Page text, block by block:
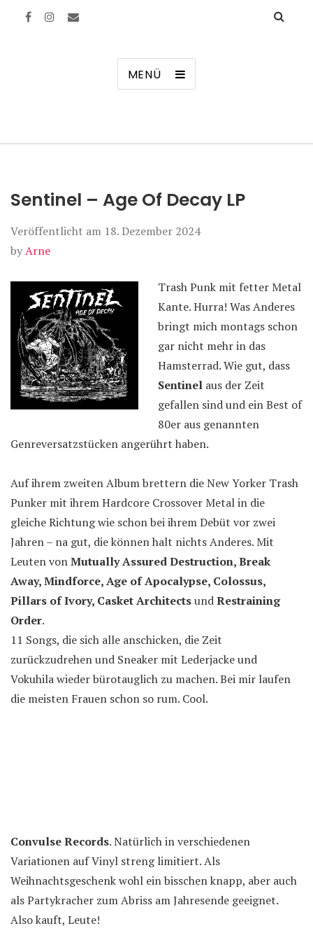
MENÜ
Sentinel – Age Of Decay LP
Veröffentlicht am 18. Dezember 2024
byArne
Trash Punk mit fetter Metal
Kante. Hurra! Was Anderes
bringt mich montags schon
gar nicht mehr in das
Hamsterrad. Wie gut, dass
Sentinel aus der Zeit
gefallen sind und ein Best of
80er aus genannten
Genreversatzstücken angerührt haben.
Auf ihrem zweiten Album brettern die New Yorker Trash
Punker mit ihrem Hardcore Crossover Metal in die
gleiche Richtung wie schon bei ihrem Debüt vor zwei
Jahren – na gut, die können halt nichts Anderes. Mit
Leuten vonMutually Assured Destruction, Break
Away, Mindforce, Age of Apocalypse, Colossus,
Pillars of Ivory, Casket ArchitectsundRestraining
Order.
11 Songs, die sich alle anschicken, die Zeit
zurückzudrehen und Sneaker mit Lederjacke und
Vokuhila wieder bürotauglich zu machen. Bei mir laufen
die meisten Frauen schon so rum. Cool.
Convulse Records. Natürlich in verschiedenen
Variationen auf Vinyl streng limitiert. Als
Weihnachtsgeschenk wohl ein bisschen knapp, aber auch
als Partykracher zum Abriss am Jahresende geeignet.
Also kauft, Leute!